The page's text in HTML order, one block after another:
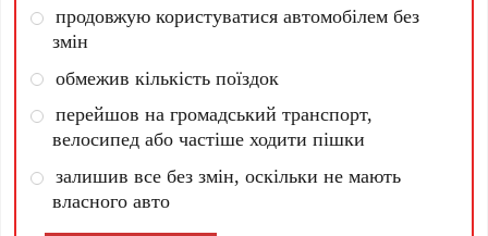
продовжую користуватися автомобілем без
змін
обмежив кількість поїздок
перейшов на громадський транспорт,
велосипед або частіше ходити пішки
залишив все без змін, оскільки не мають
власного авто